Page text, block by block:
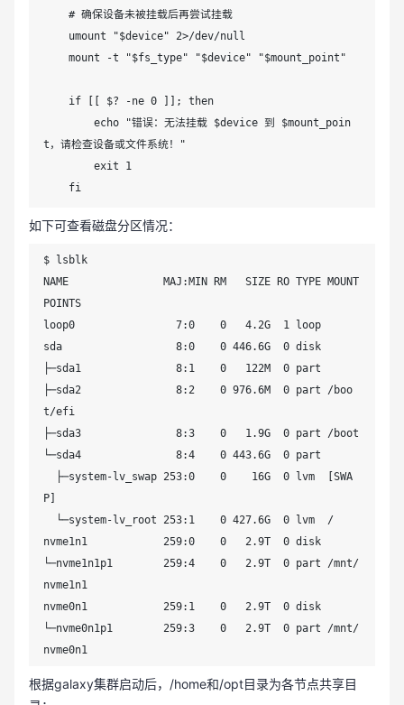
t，请检查设备或文件系统！"
    echo "$device 已成功挂载到 $mount_point"
    # 获取 UUID 并更新 /etc/fstab，避免重复添加
    uuid=$(blkid -s UUID -o value "$device")
    if ! grep -q "$uuid" /etc/fstab; then
        echo "UUID=$uuid  $mount_point  $fs_type
defaults  0 0" >> /etc/fstab
        echo "$device (UUID=$uuid) 已添加到 /etc/fs
tab"
    else
        echo "$device 已存在于 /etc/fstab，无需添加"
    fi
done
echo "所有磁盘已成功挂载并配置为开机自动挂载！"
如下可查看磁盘分区情况：
$ lsblk
NAME               MAJ:MIN RM   SIZE RO TYPE MOUNT
POINTS
loop0                7:0    0   4.2G  1 loop
sda                  8:0    0 446.6G  0 disk
├─sda1               8:1    0   122M  0 part
├─sda2               8:2    0 976.6M  0 part /boo
t/efi
├─sda3               8:3    0   1.9G  0 part /boot
└─sda4               8:4    0 443.6G  0 part
P]
nvme1n1            259:0    0   2.9T  0 disk
└─nvme1n1p1        259:4    0   2.9T  0 part /mnt/
nvme1n1
nvme0n1            259:1    0   2.9T  0 disk
└─nvme0n1p1        259:3    0   2.9T  0 part /mnt/
nvme0n1
根据galaxy集群启动后，/home和/opt目录为各节点共享目